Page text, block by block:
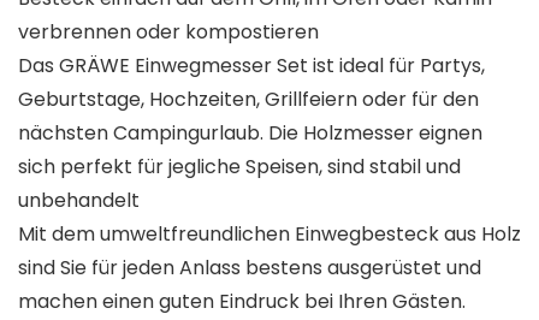
verbrennen oder kompostieren
Das GRÄWE Einwegmesser Set ist ideal für Partys,
Geburtstage, Hochzeiten, Grillfeiern oder für den
nächsten Campingurlaub. Die Holzmesser eignen
sich perfekt für jegliche Speisen, sind stabil und
unbehandelt
Mit dem umweltfreundlichen Einwegbesteck aus Holz
sind Sie für jeden Anlass bestens ausgerüstet und
machen einen guten Eindruck bei Ihren Gästen.